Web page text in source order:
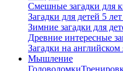
Смешные загадки для
Загадки для детей 5
Зимние загадки для
Древние интересные
Загадки на
Мышление
Головоломки